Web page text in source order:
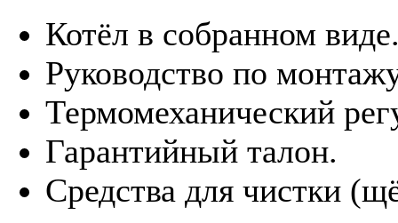
Котёл в собранном
Руководство по
Термомеханический
Гарантийный талон.
Средства для чистки